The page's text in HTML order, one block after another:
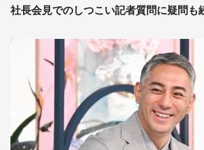
社長会見でのしつこい記者質問に疑問も